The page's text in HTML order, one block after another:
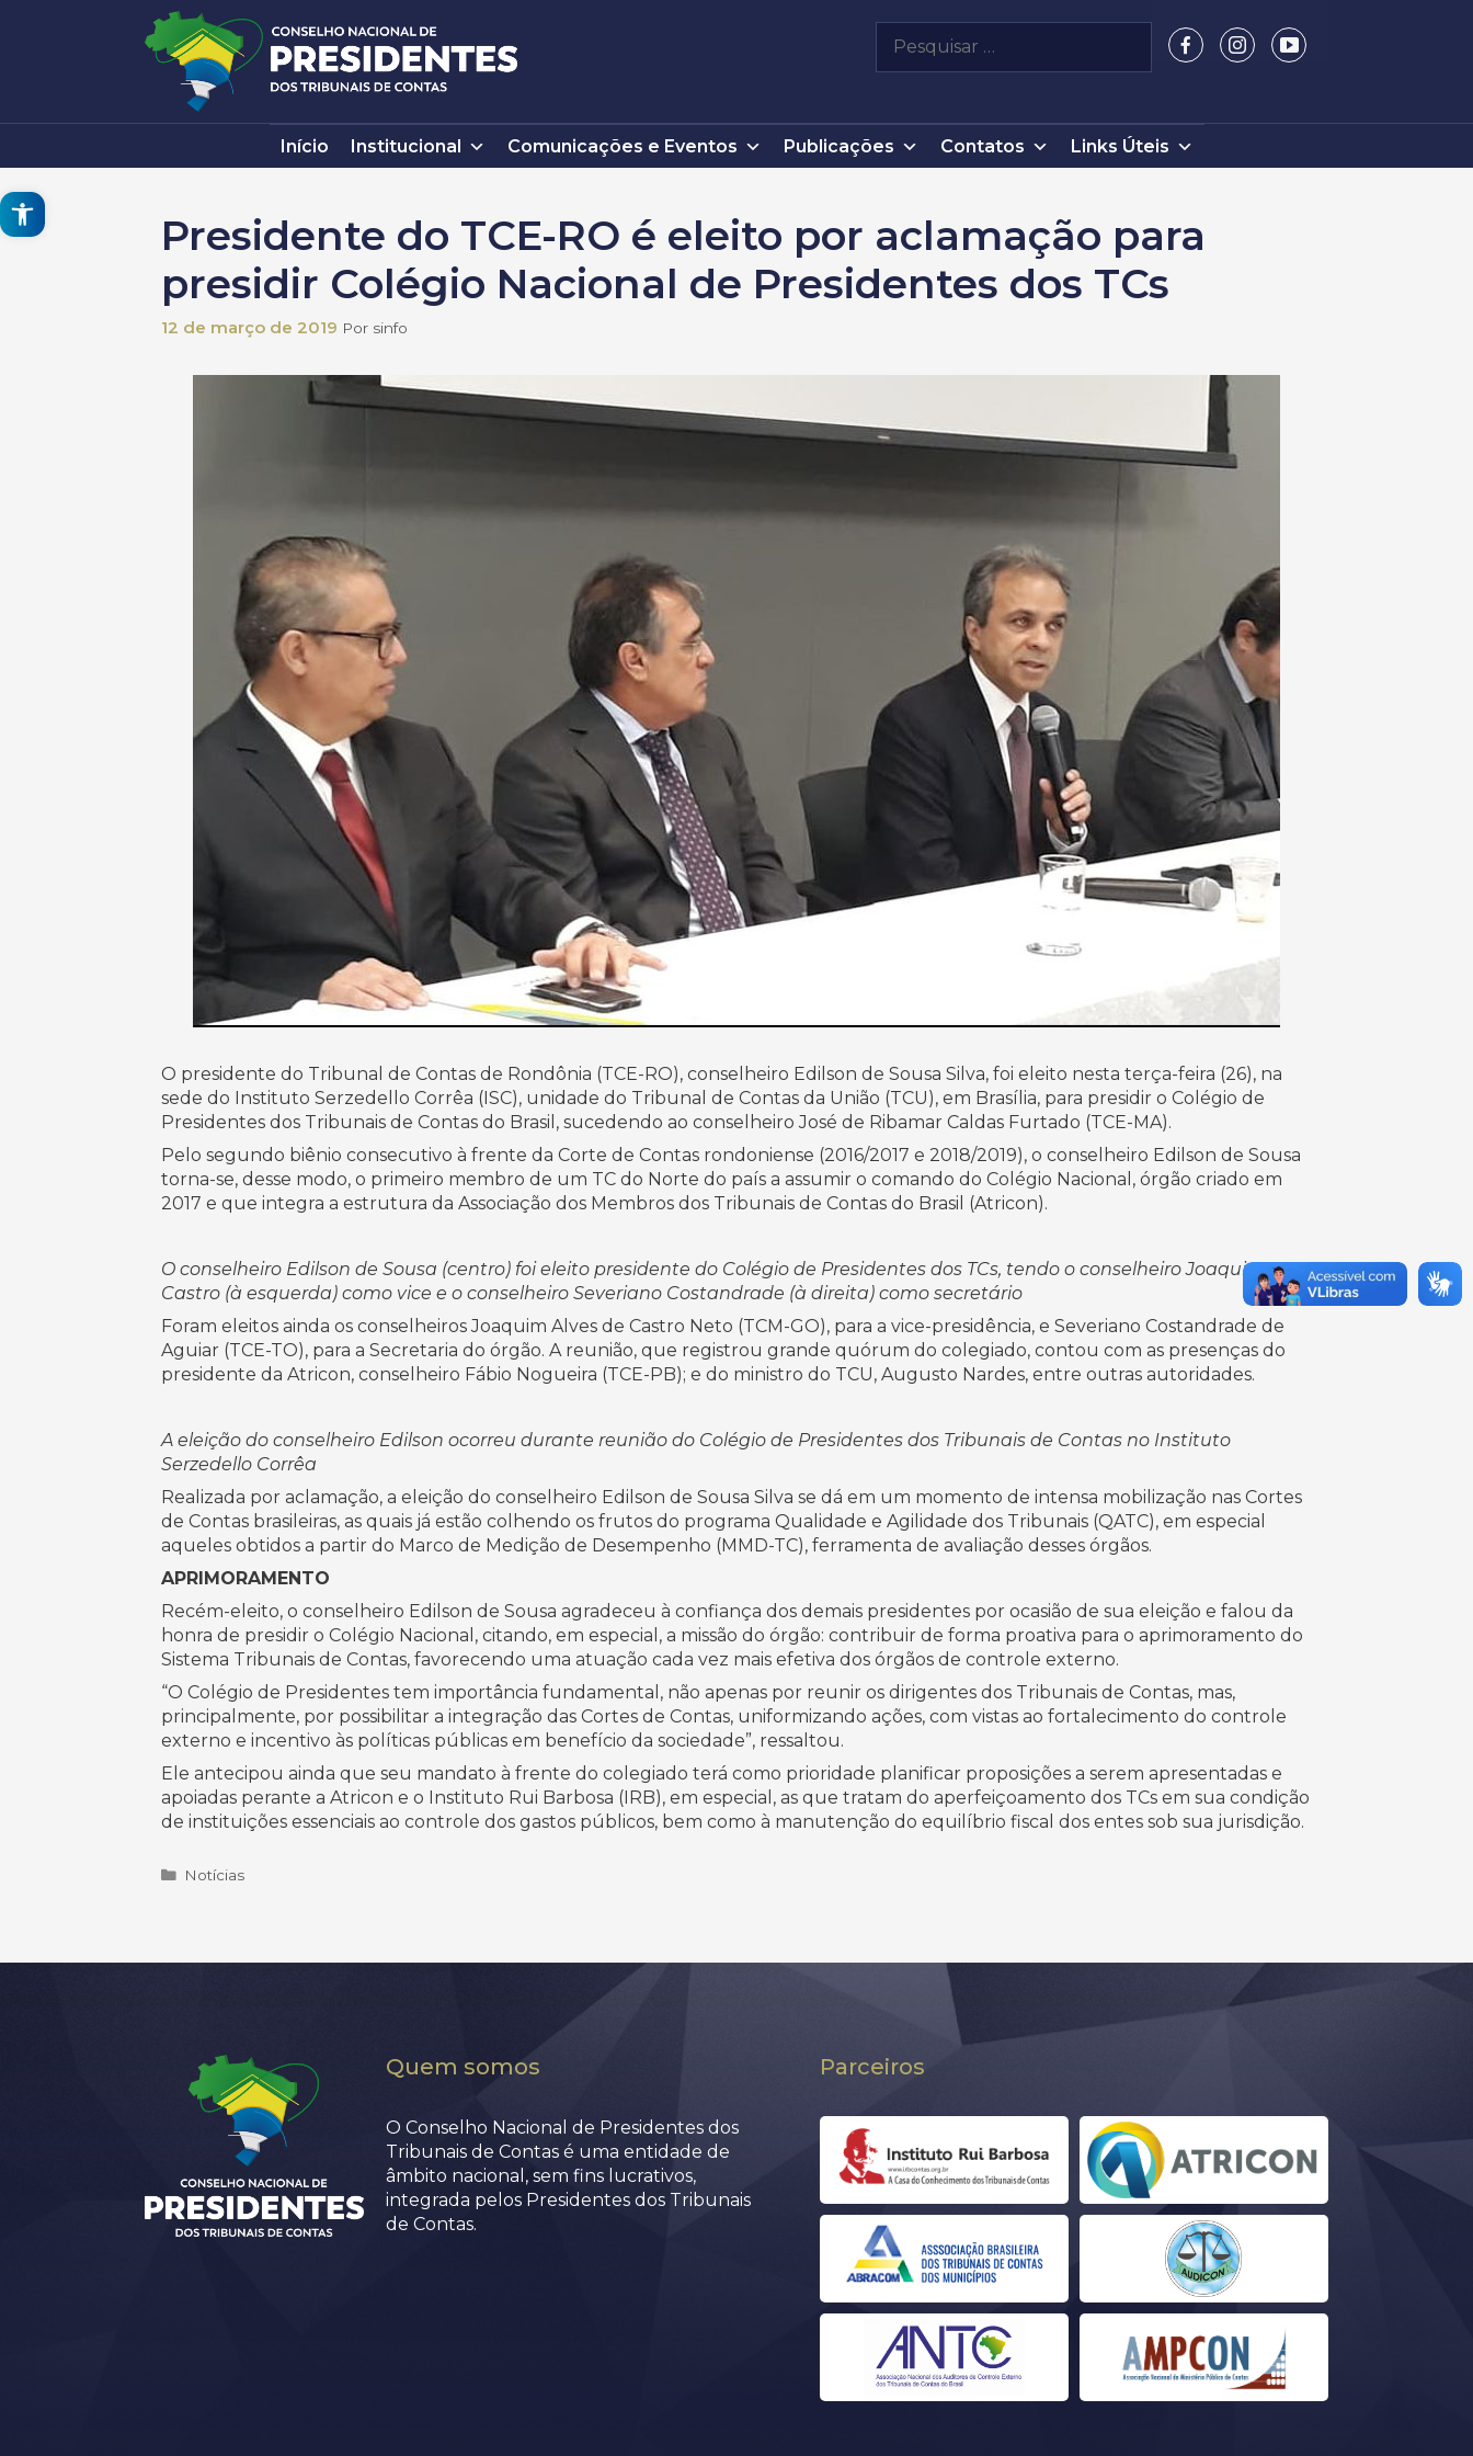
Open toolbar
por:
Início Institucional Comunicações e Eventos Publicações Contatos Links Úteis
Presidente do TCE-RO é eleito por aclamação para
presidir Colégio Nacional de Presidentes dos TCs
12 de março de 2019 Por sinfo
O presidente do Tribunal de Contas de Rondônia (TCE-RO), conselheiro Edilson de Sousa Silva, foi eleito nesta terça-feira (26), na
sede do Instituto Serzedello Corrêa (ISC), unidade do Tribunal de Contas da União (TCU), em Brasília, para presidir o Colégio de
Presidentes dos Tribunais de Contas do Brasil, sucedendo ao conselheiro José de Ribamar Caldas Furtado (TCE-MA).
Pelo segundo biênio consecutivo à frente da Corte de Contas rondoniense (2016/2017 e 2018/2019), o conselheiro Edilson de Sousa
torna-se, desse modo, o primeiro membro de um TC do Norte do país a assumir o comando do Colégio Nacional, órgão criado em
2017 e que integra a estrutura da Associação dos Membros dos Tribunais de Contas do Brasil (Atricon).
O conselheiro Edilson de Sousa (centro) foi eleito presidente do Colégio de Presidentes dos TCs, tendo o conselheiro Joaquim
Castro (à esquerda) como vice e o conselheiro Severiano Costandrade (à direita) como secretário
Foram eleitos ainda os conselheiros Joaquim Alves de Castro Neto (TCM-GO), para a vice-presidência, e Severiano Costandrade de
Aguiar (TCE-TO), para a Secretaria do órgão. A reunião, que registrou grande quórum do colegiado, contou com as presenças do
presidente da Atricon, conselheiro Fábio Nogueira (TCE-PB); e do ministro do TCU, Augusto Nardes, entre outras autoridades.
A eleição do conselheiro Edilson ocorreu durante reunião do Colégio de Presidentes dos Tribunais de Contas no Instituto
Serzedello Corrêa
Realizada por aclamação, a eleição do conselheiro Edilson de Sousa Silva se dá em um momento de intensa mobilização nas Cortes
de Contas brasileiras, as quais já estão colhendo os frutos do programa Qualidade e Agilidade dos Tribunais (QATC), em especial
aqueles obtidos a partir do Marco de Medição de Desempenho (MMD-TC), ferramenta de avaliação desses órgãos.
APRIMORAMENTO
Recém-eleito, o conselheiro Edilson de Sousa agradeceu à confiança dos demais presidentes por ocasião de sua eleição e falou da
honra de presidir o Colégio Nacional, citando, em especial, a missão do órgão: contribuir de forma proativa para o aprimoramento do
Sistema Tribunais de Contas, favorecendo uma atuação cada vez mais efetiva dos órgãos de controle externo.
“O Colégio de Presidentes tem importância fundamental, não apenas por reunir os dirigentes dos Tribunais de Contas, mas,
principalmente, por possibilitar a integração das Cortes de Contas, uniformizando ações, com vistas ao fortalecimento do controle
externo e incentivo às políticas públicas em benefício da sociedade”, ressaltou.
Ele antecipou ainda que seu mandato à frente do colegiado terá como prioridade planificar proposições a serem apresentadas e
apoiadas perante a Atricon e o Instituto Rui Barbosa (IRB), em especial, as que tratam do aperfeiçoamento dos TCs em sua condição
de instituições essenciais ao controle dos gastos públicos, bem como à manutenção do equilíbrio fiscal dos entes sob sua jurisdição.
Categorias
Notícias
Quem somos
O Conselho Nacional de Presidentes dos
Tribunais de Contas é uma entidade de
âmbito nacional, sem fins lucrativos,
integrada pelos Presidentes dos Tribunais
de Contas.
Parceiros